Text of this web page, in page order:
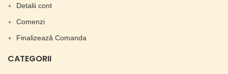
Detalii cont
Comenzi
Finalizează Comanda
CATEGORII